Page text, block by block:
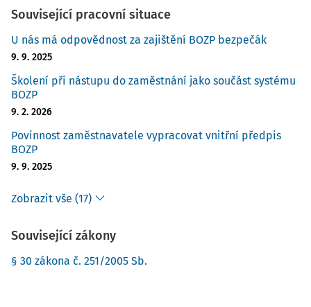
Související pracovní situace
U nás má odpovědnost za zajištění BOZP bezpečák
9. 9. 2025
Školení při nástupu do zaměstnání jako součást systému
BOZP
9. 2. 2026
Povinnost zaměstnavatele vypracovat vnitřní předpis
BOZP
9. 9. 2025
Zobrazit vše (17)
Související zákony
§ 30 zákona č. 251/2005 Sb.